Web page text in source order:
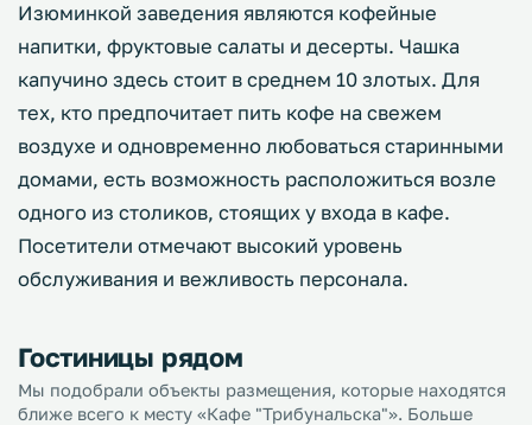
Изюминкой заведения являются кофейные
напитки, фруктовые салаты и десерты. Чашка
капучино здесь стоит в среднем 10 злотых. Для
тех, кто предпочитает пить кофе на свежем
воздухе и одновременно любоваться старинными
домами, есть возможность расположиться возле
одного из столиков, стоящих у входа в кафе.
Посетители отмечают высокий уровень
обслуживания и вежливость персонала.
Гостиницы рядом
Мы подобрали объекты размещения, которые находятся
ближе всего к месту «Кафе "Трибунальска"». Больше